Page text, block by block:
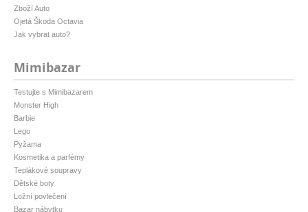
Zboží Auto
Ojetá Škoda Octavia
Jak vybrat auto?
Mimibazar
Testujte s Mimibazarem
Monster High
Barbie
Lego
Pyžama
Kosmetika a parfémy
Teplákové soupravy
Dětské boty
Ložní povlečení
Bazar nábytku